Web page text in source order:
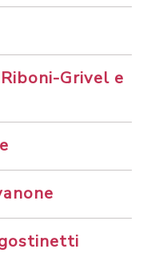
Grivel e